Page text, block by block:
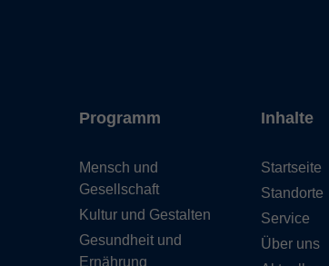
Programm
Mensch und
Gesellschaft
Kultur und Gestalten
Gesundheit und
Ernährung
Inhalte
Startseite
Standorte
Service
Über uns